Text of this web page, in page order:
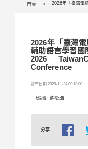
首頁
2026年「臺灣
輔助語言學習
2026
Conference
發布日期 2025-11-24 09:13:00
研討會、徵稿公告
分享